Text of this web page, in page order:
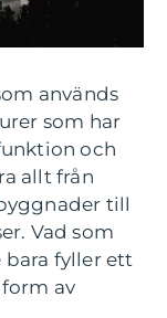
används
som har
och
allt från
till
Vad som
bara fyller ett
av